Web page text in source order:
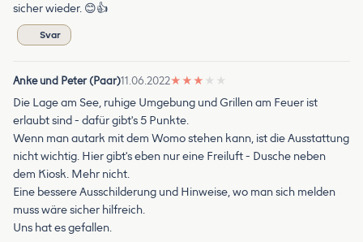
sicher wieder. 😊👍
Svar
Anke und Peter (Paar)11.06.2022★ ★ ★ ★ ★
Die Lage am See, ruhige Umgebung und Grillen am Feuer ist
erlaubt sind - dafür gibt's 5 Punkte.
Wenn man autark mit dem Womo stehen kann, ist die Ausstattung
nicht wichtig. Hier gibt's eben nur eine Freiluft - Dusche neben
dem Kiosk. Mehr nicht.
Eine bessere Ausschilderung und Hinweise, wo man sich melden
muss wäre sicher hilfreich.
Uns hat es gefallen.